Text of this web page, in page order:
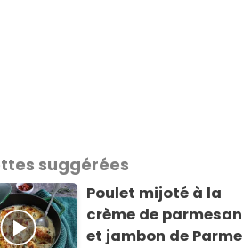
suggérées
Poulet mijoté à la
crème de parmesan
et jambon de Parme